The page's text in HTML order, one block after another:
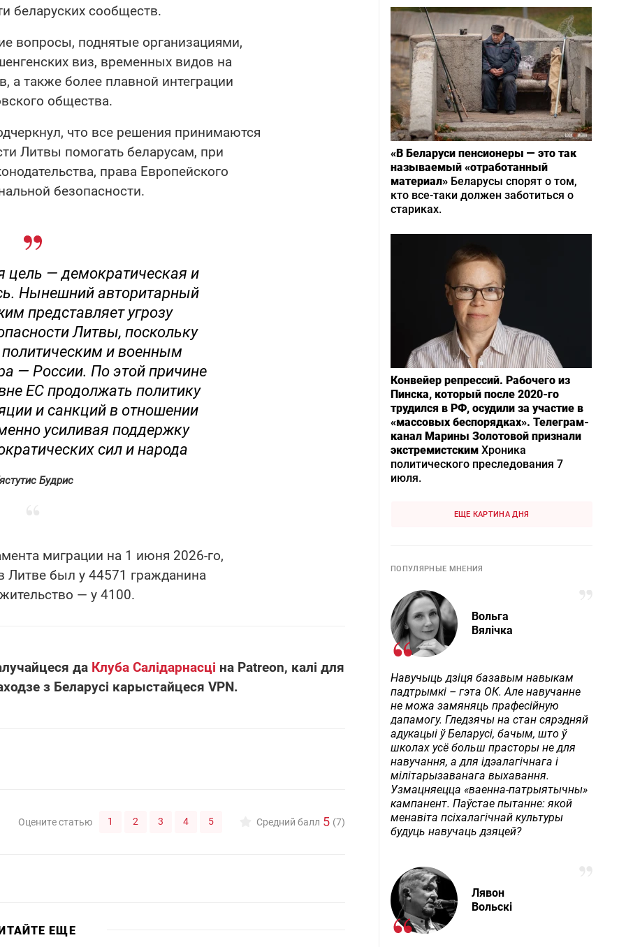
беларуских сообществ.
вопросы, поднятые организациями,
виз, временных видов на
а также более плавной интеграции
общества.
что все решения принимаются
Литвы помогать беларусам, при
права Европейского
безопасности.
цель — демократическая и
Нынешний авторитарный
представляет угрозу
Литвы, поскольку
политическим и военным
— России. По этой причине
ЕС продолжать политику
и санкций в отношении
усиливая поддержку
сил и народа
Будрис
миграции на 1 июня 2026-го,
Литве был у 44571 гражданина
— у 4100.
да Клуба Салідарнасці на Patreon, калі для
з Беларусі карыстайцеся VPN.
Оцените статью 1 2 3 4 5 Средний балл 5 (7)
ЕЩЕ
«В Беларуси пенсионеры — это так
называемый «отработанный
материал» Беларусы спорят о том,
кто все-таки должен заботиться о
стариках.
Конвейер репрессий. Рабочего из
Пинска, который после 2020-го
трудился в РФ, осудили за участие в
«массовых беспорядках». Телеграм-
канал Марины Золотовой признали
экстремистским Хроника
политического преследования 7
июля.
ЕЩЕ КАРТИНА ДНЯ
ПОПУЛЯРНЫЕ МНЕНИЯ
Вольга
Вялічка
Навучыць дзіця базавым навыкам
падтрымкі – гэта ОК. Але навучанне
не можа замяняць прафесійную
дапамогу. Гледзячы на стан сярэдняй
адукацыі ў Беларусі, бачым, што ў
школах усё больш прасторы не для
навучання, а для ідэалагічнага і
мілітарызаванага выхавання.
Узмацняецца «ваенна-патрыятычны»
кампанент. Паўстае пытанне: якой
менавіта псіхалагічнай культуры
будуць навучаць дзяцей?
Лявон
Вольскі